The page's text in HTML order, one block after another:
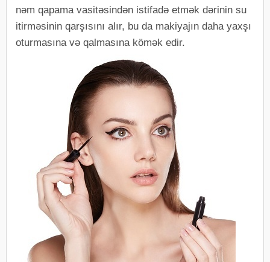
nəm qapama vasitəsindən istifadə etmək dərinin su
itirməsinin qarşısını alır, bu da makiyajın daha yaxşı
oturmasına və qalmasına kömək edir.